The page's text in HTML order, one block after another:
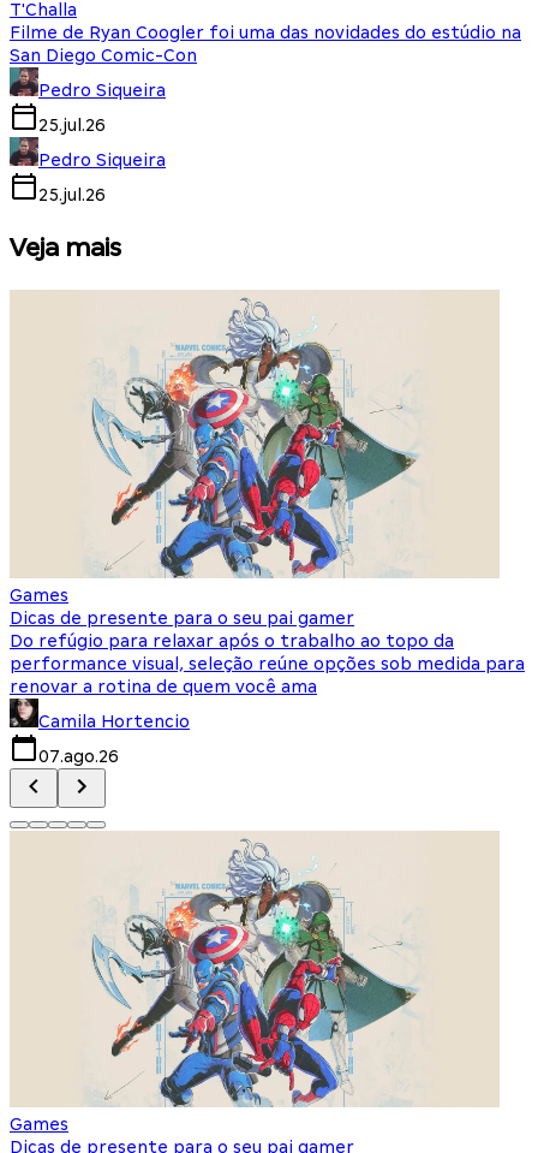
T'Challa
Filme de Ryan Coogler foi uma das novidades do estúdio na
San Diego Comic-Con
Pedro Siqueira
25.jul.26
Pedro Siqueira
25.jul.26
Veja mais
Games
Dicas de presente para o seu pai gamer
Do refúgio para relaxar após o trabalho ao topo da
performance visual, seleção reúne opções sob medida para
renovar a rotina de quem você ama
Camila Hortencio
07.ago.26
Games
Dicas de presente para o seu pai gamer